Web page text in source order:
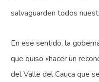
salvaguarden todos
En ese sentido, la
que quiso «hacer un
del Valle del Cauca que